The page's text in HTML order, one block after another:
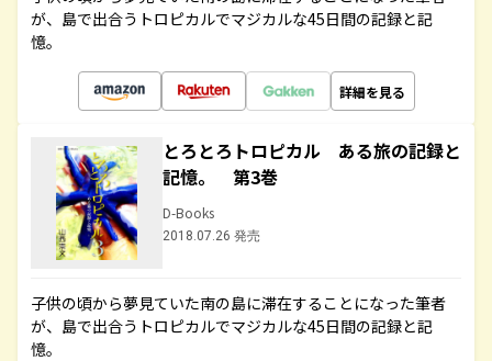
が、島で出合うトロピカルでマジカルな45日間の記録と記
憶。
詳細を見る
とろとろトロピカル ある旅の記録と
記憶。 第3巻
D-Books
2018.07.26 発売
子供の頃から夢見ていた南の島に滞在することになった筆者
が、島で出合うトロピカルでマジカルな45日間の記録と記
憶。